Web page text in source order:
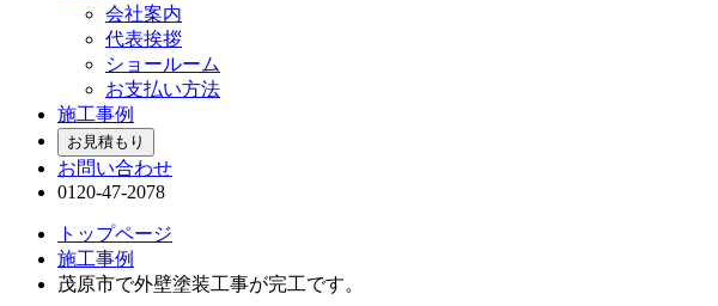
会社案内
代表挨拶
ショールーム
お支払い方法
施工事例
お見積もり
お問い合わせ
0120-47-2078
トップページ
施工事例
茂原市で外壁塗装工事が完工です。